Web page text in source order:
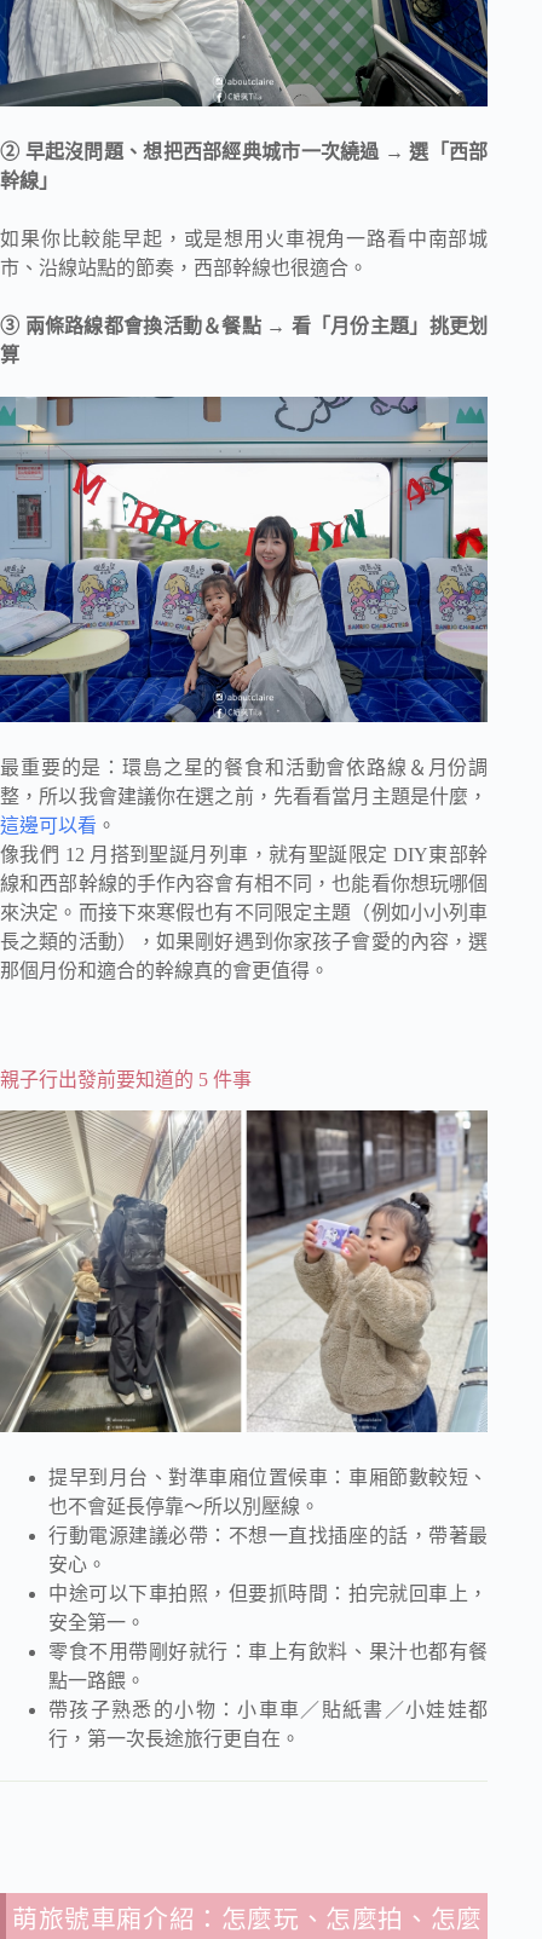
② 早起沒問題、想把西部經典城市一次繞過 → 選「西部
幹線」
如果你比較能早起，或是想用火車視角一路看中南部城
市、沿線站點的節奏，西部幹線也很適合。
③ 兩條路線都會換活動＆餐點 → 看「月份主題」挑更划
算
最重要的是：環島之星的餐食和活動會依路線＆月份調
整，所以我會建議你在選之前，先看看當月主題是什麼，
這邊可以看 。
像我們 12 月搭到聖誕月列車，就有聖誕限定 DIY東部幹
線和西部幹線的手作內容會有相不同，也能看你想玩哪個
來決定。而接下來寒假也有不同限定主題（例如小小列車
長之類的活動），如果剛好遇到你家孩子會愛的內容，選
那個月份和適合的幹線真的會更值得。
親子行出發前要知道的 5 件事
提早到月台、對準車廂位置候車：車厢節數較短、
也不會延長停靠～所以別壓線。
行動電源建議必帶：不想一直找插座的話，帶著最
安心。
中途可以下車拍照，但要抓時間：拍完就回車上，
安全第一。
零食不用帶剛好就行：車上有飲料、果汁也都有餐
點一路餵。
帶孩子熟悉的小物：小車車／貼紙書／小娃娃都
行，第一次長途旅行更自在。
萌旅號車廂介紹：怎麼玩、怎麼拍、怎麼